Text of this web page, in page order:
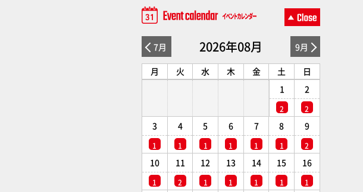
7月 2026年08月 9月
月 火 水 木 金 土
日
1
2
2
2
3
1
4
1
5
1
6
1
7
1
8
1
9
2
10
1
11
2
12
1
13
1
14
1
15
1
16
1